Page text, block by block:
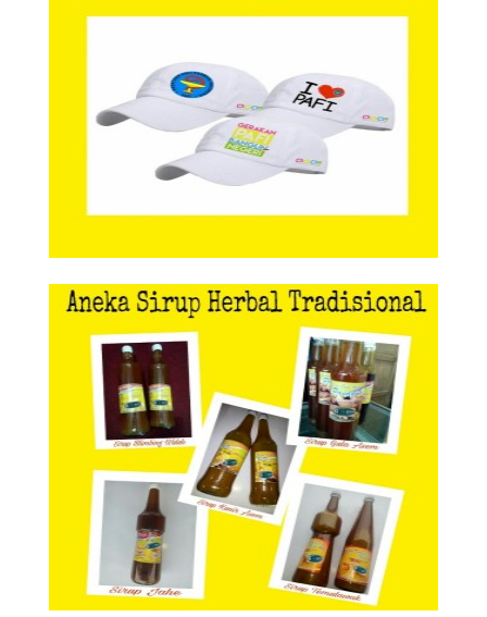
Aneka Sirup Herbal Tradisional
Aneka Sirup Herbal
Tradisional